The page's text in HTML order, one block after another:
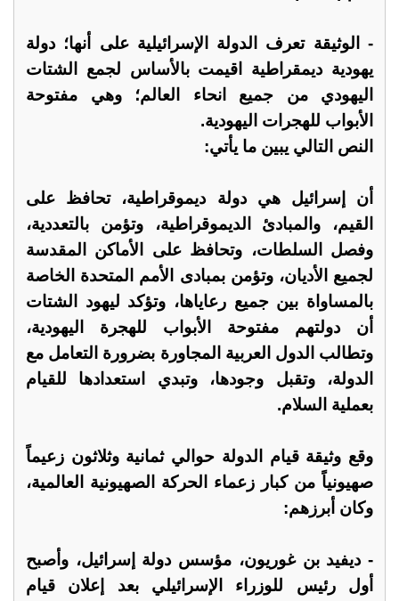
- الوثيقة تعرف الدولة الإسرائيلية على أنها؛ دولة
يهودية ديمقراطية اقيمت بالأساس لجمع الشتات
اليهودي من جميع انحاء العالم؛ وهي مفتوحة
الأبواب للهجرات اليهودية.
النص التالي يبين ما يأتي:
أن إسرائيل هي دولة ديموقراطية، تحافظ على
القيم، والمبادئ الديموقراطية، وتؤمن بالتعددية،
وفصل السلطات، وتحافظ على الأماكن المقدسة
لجميع الأديان، وتؤمن بمبادى الأمم المتحدة الخاصة
بالمساواة بين جميع رعاياها، وتؤكد ليهود الشتات
أن دولتهم مفتوحة الأبواب للهجرة اليهودية،
وتطالب الدول العربية المجاورة بضرورة التعامل مع
الدولة، وتقبل وجودها، وتبدي استعدادها للقيام
بعملية السلام.
وقع وثيقة قيام الدولة حوالي ثمانية وثلاثون زعيماً
صهيونياً من كبار زعماء الحركة الصهيونية العالمية،
وكان أبرزهم:
- ديفيد بن غوريون، مؤسس دولة إسرائيل، وأصبح
أول رئيس للوزراء الإسرائيلي بعد إعلان قيام